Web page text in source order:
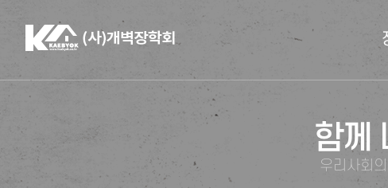
함께
우리사회